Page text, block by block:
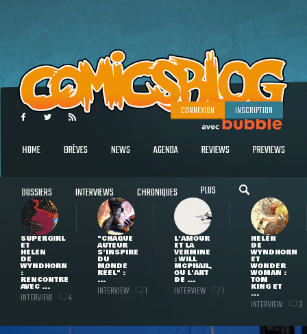
CONNEXION INSCRIPTION
HOME BRÈVES NEWS AGENDA REVIEWS PREVIEWS
DOSSIERS INTERVIEWS CHRONIQUES PLUS
SUPERGIRL
ET
HELEN
DE
WYNDHORN
:
RENCONTRE
AVEC ...
INTERVIEW 4
"CHAQUE
AUTEUR
S'INSPIRE
DU
MONDE
RÉEL" :
...
INTERVIEW 1
L'AMOUR
ET LA
VERMINE
: WILL
MCPHAIL,
OU L'ART
DE ...
INTERVIEW 1
HELEN
DE
WYNDHORN
ET
WONDER
WOMAN :
TOM
KING ET
...
INTERVIEW 3